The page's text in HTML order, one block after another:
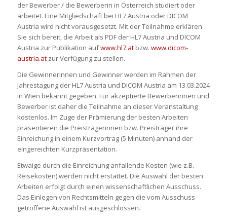
der Bewerber / die Bewerberin in Österreich studiert oder
arbeitet. Eine Mitgliedschaft bei HL7 Austria oder DICOM
Austria wird nicht vorausgesetzt. Mit der Teilnahme erklären
Sie sich bereit, die Arbeit als PDF der HL7 Austria und DICOM
Austria zur Publikation aufwww.hl7.atbzw. www.dicom-
austria.atzur Verfügung zu stellen.
Die Gewinnerinnen und Gewinner werden im Rahmen der
Jahrestagung der HL7 Austria und DICOM Austria am 13.03.2024
in Wien bekannt gegeben. Für akzeptierte Bewerberinnen und
Bewerber ist daher die Teilnahme an dieser Veranstaltung
kostenlos. Im Zuge der Prämierung der besten Arbeiten
präsentieren die Preisträgerinnen bzw. Preisträger ihre
Einreichung in einem Kurzvortrag (5 Minuten) anhand der
eingereichten Kurzpräsentation.
Etwaige durch die Einreichung anfallende Kosten (wie z.B.
Reisekosten) werden nicht erstattet. Die Auswahl der besten
Arbeiten erfolgt durch einen wissenschaftlichen Ausschuss.
Das Einlegen von Rechtsmitteln gegen die vom Ausschuss
getroffene Auswahl ist ausgeschlossen.